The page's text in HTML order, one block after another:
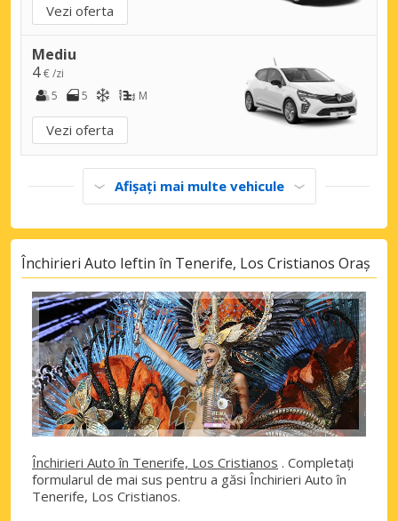
Vezi oferta
Mediu
4€ /zi
5
5 M
Vezi oferta
Afișați mai multe vehicule
Închirieri Auto Ieftin în Tenerife, Los Cristianos Oraș
Închirieri Auto în Tenerife, Los Cristianos . Completați
formularul de mai sus pentru a găsi Închirieri Auto în
Tenerife, Los Cristianos.